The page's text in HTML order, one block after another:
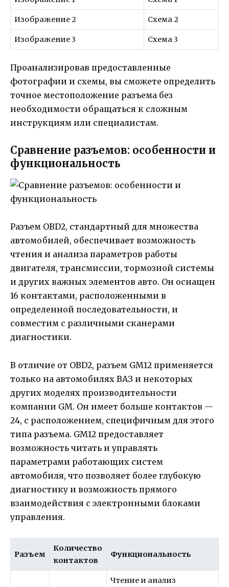
Изображение 2 Схема 2
Изображение 3 Схема 3
Проанализировав предоставленные
фотографии и схемы, вы сможете определить
точное местоположение разъема без
необходимости обращаться к сложным
инструкциям или специалистам.
Сравнение разъемов: особенности и
функциональность
Разъем OBD2, стандартный для множества
автомобилей, обеспечивает возможность
чтения и анализа параметров работы
двигателя, трансмиссии, тормозной системы
и других важных элементов авто. Он оснащен
16 контактами, расположенными в
определенной последовательности, и
совместим с различными сканерами
диагностики.
В отличие от OBD2, разъем GM12 применяется
только на автомобилях ВАЗ и некоторых
других моделях производительности
компании GM. Он имеет больше контактов —
24, с расположением, специфичным для этого
типа разъема. GM12 предоставляет
возможность читать и управлять
параметрами работающих систем
автомобиля, что позволяет более глубокую
диагностику и возможность прямого
взаимодействия с электронными блоками
управления.
Разъем
Количество
контактов
Функциональность
Чтение и анализ